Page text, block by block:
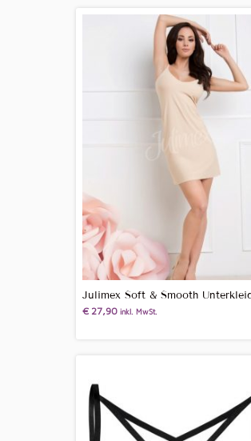
Julimex Soft & Smooth
€27,90 inkl. MwSt.